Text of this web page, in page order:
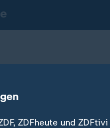
Geschichte"
ZDFheute und ZDFtivi